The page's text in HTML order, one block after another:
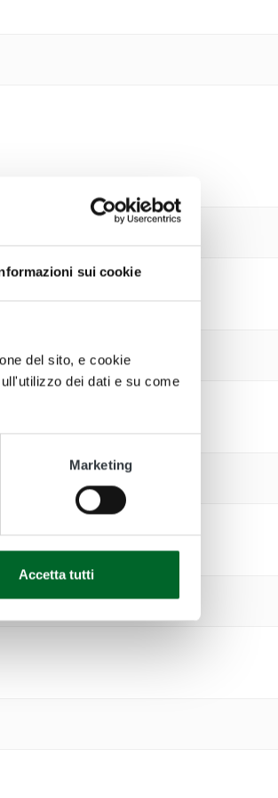
sui cookie
del sito, e cookie
dei dati e su come
Marketing
Accetta tutti